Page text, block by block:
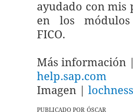
ayudado con mis
en los
FICO.
Más información |
help.sap.com
Imagen |
PUBLICADO POR ÓSCAR